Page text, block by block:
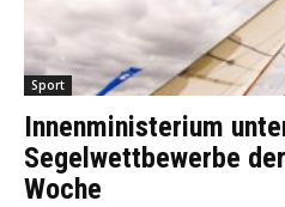
Sport
Innenministerium
Segelwettbewerbe
Woche